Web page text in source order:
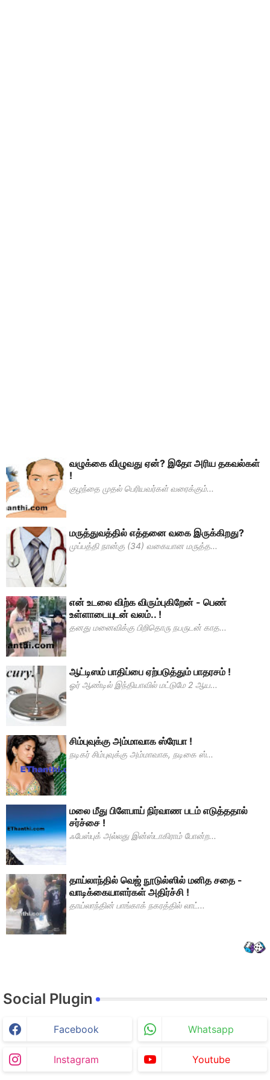
வழுக்கை விழுவது ஏன்? இதோ அரிய தகவல்கள்
!
குழந்தை முதல் பெரியவர்கள் வரைக்கும்...
மருத்துவத்தில் எத்த‍னை வகை இருக்கிறது?
முப்பத்தி நான்கு (34) வகையான மருத்த...
என் உடலை விற்க விரும்புகிறேன் - பெண்
உள்ளாடையுடன் வலம்.. !
தனது மனைவிக்கு பிறிதொரு நபருடன் காத...
ஆட்டிஸம் பாதிப்பை ஏற்படுத்தும் பாதரசம் !
ஓர் ஆண்டில் இந்தியாவில் மட்டுமே 2 ஆய...
சிம்புவுக்கு அம்மாவாக ஸ்ரேயா !
நடிகர் சிம்புவுக்கு அம்மாவாக, நடிகை ஸ்...
மலை மீது பிளேபாய் நிர்வாண படம் எடுத்ததால்
சர்ச்சை !
ஃபேஸ்புக் அல்லது இன்ஸ்டாகிராம் போன்ற...
தாய்லாந்தில் வெஜ் நூடுல்ஸில் மனித சதை -
வாடிக்கையாளர்கள் அதிர்ச்சி !
தாய்லாந்தின் பாங்காக் நகரத்தில் லாட்...
Social Plugin
Facebook Whatsapp
Instagram Youtube